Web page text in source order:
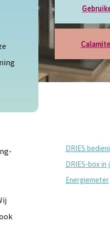
DRIES
DRIES-box in
Energiemeter